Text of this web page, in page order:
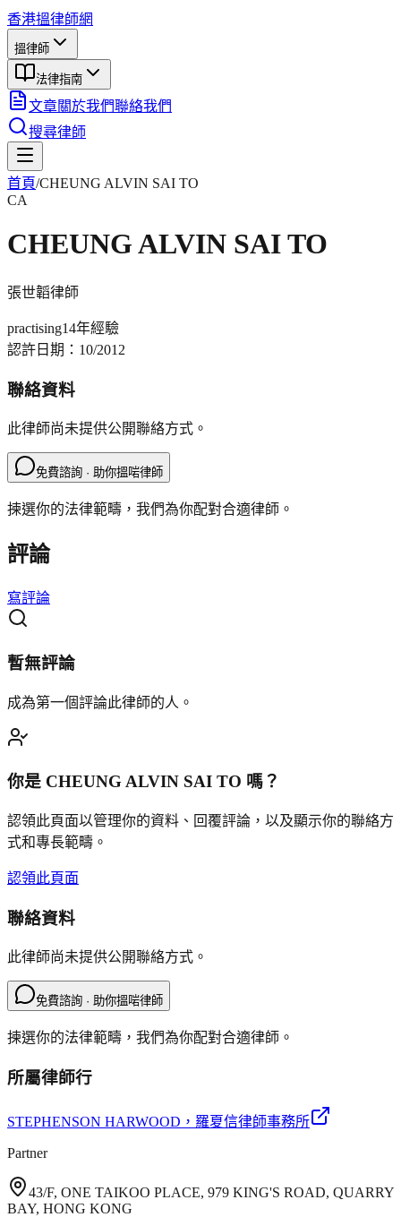
香港搵律師網
搵律師
法律指南
文章關於我們聯絡我們
搜尋律師
首頁/CHEUNG ALVIN SAI TO
CA
CHEUNG ALVIN SAI TO
張世韜律師
practising14年經驗
認許日期： 10/2012
聯絡資料
此律師尚未提供公開聯絡方式。
免費諮詢 · 助你搵啱律師
揀選你的法律範疇，我們為你配對合適律師。
評論
寫評論
暫無評論
成為第一個評論此律師的人。
你是 CHEUNG ALVIN SAI TO 嗎？
認領此頁面以管理你的資料、回覆評論，以及顯示你的聯絡方
式和專長範疇。
認領此頁面
聯絡資料
此律師尚未提供公開聯絡方式。
免費諮詢 · 助你搵啱律師
揀選你的法律範疇，我們為你配對合適律師。
所屬律師行
STEPHENSON HARWOOD ，羅夏信律師事務所
Partner
43/F, ONE TAIKOO PLACE, 979 KING'S ROAD, QUARRY
BAY, HONG KONG